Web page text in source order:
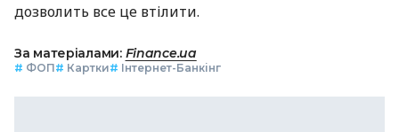
дозволить все це втілити.
За матеріалами: Finance.ua
# ФОП# Картки# Інтернет-Банкінг